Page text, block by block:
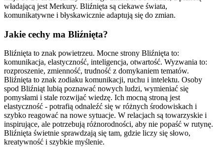
władającą jest Merkury. Bliźnięta są ciekawe świata,
komunikatywne i błyskawicznie adaptują się do zmian.
Jakie cechy ma Bliźnięta?
Bliźnięta to znak powietrzeu. Mocne strony Bliźnięta to:
komunikacja, elastyczność, inteligencja, otwartość. Wyzwania to:
rozproszenie, zmienność, trudność z domykaniem tematów.
Bliźnięta to znak zodiaku komunikacji, ruchu i intelektu. Osoby
spod Bliźniąt lubią poznawać nowych ludzi, wymieniać się
pomysłami i stale rozwijać wiedzę. Ich mocną stroną jest
elastyczność - potrafią odnaleźć się w różnych środowiskach i
szybko reagować na nowe sytuacje. W relacjach są towarzyskie i
inspirujące, ale potrzebują różnorodności, aby nie popaść w rutynę.
Bliźnięta świetnie sprawdzają się tam, gdzie liczy się słowo,
kreatywność i szybkie myślenie.